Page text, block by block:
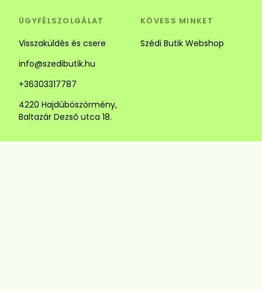
ÜGYFÉLSZOLGÁLAT
Visszaküldés és csere
info@szedibutik.hu
+36303317787
4220 Hajdúböszörmény,
Baltazár Dezső utca 18.
KÖVESS MINKET
Szédi Butik Webshop